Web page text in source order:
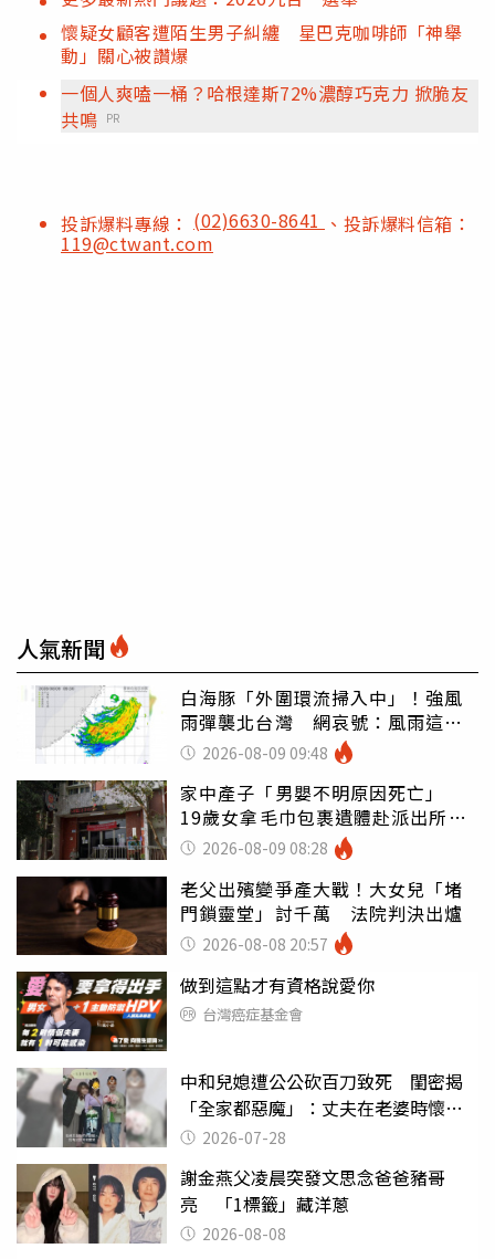
懷疑女顧客遭陌生男子糾纏 星巴克咖啡師「神舉
動」關心被讚爆
一個人爽嗑一桶？哈根達斯72%濃醇巧克力 掀脆友
共鳴 PR
投訴爆料專線： (02)6630-8641 、投訴爆料信箱：
119@ctwant.com
人氣新聞
白海豚「外圍環流掃入中」！強風
雨彈襲北台灣 網哀號：風雨這麼
大還不放假
2026-08-09 09:48
家中產子「男嬰不明原因死亡」
19歲女拿毛巾包裹遺體赴派出所報
案 2026-08-09 08:28
老父出殯變爭產大戰！大女兒「堵
門鎖靈堂」討千萬 法院判決出爐
2026-08-08 20:57
做到這點才有資格說愛你
台灣癌症基金會
中和兒媳遭公公砍百刀致死 閨密揭
「全家都惡魔」：丈夫在老婆時懷孕
摔東西
2026-07-28
謝金燕父凌晨突發文思念爸爸豬哥
亮 「1標籤」藏洋蔥
2026-08-08